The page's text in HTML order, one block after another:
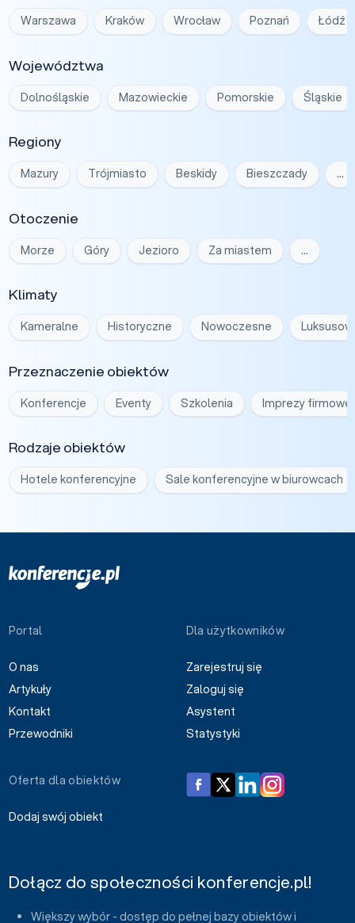
Warszawa Kraków Wrocław Poznań Łódź
Województwa
Dolnośląskie Mazowieckie Pomorskie Śląskie
Regiony
Mazury Trójmiasto Beskidy Bieszczady …
Otoczenie
Morze Góry Jezioro Za miastem …
Klimaty
Kameralne Historyczne Nowoczesne
Przeznaczenie obiektów
Konferencje Eventy Szkolenia Imprezy firmowe
Rodzaje obiektów
Hotele konferencyjne Sale konferencyjne w biurowcach
Portal
O nas
Artykuły
Kontakt
Przewodniki
Dla użytkowników
Zarejestruj się
Zaloguj się
Asystent
Statystyki
Oferta dla obiektów
Dodaj swój obiekt
Dołącz do społeczności konferencje.pl!
Większy wybór - dostęp do pełnej bazy obiektów i